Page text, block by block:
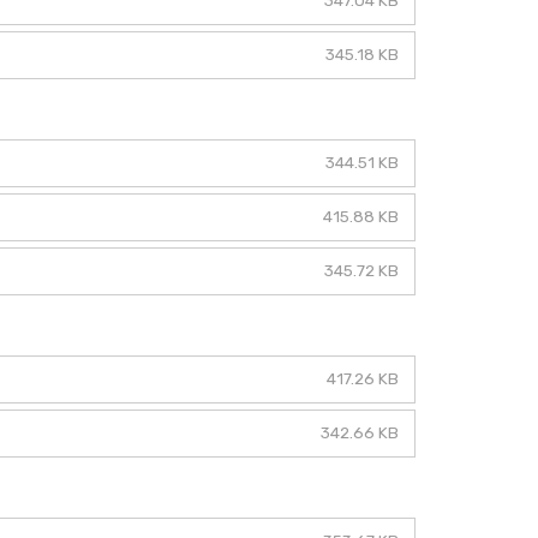
345.18 KB
344.51 KB
415.88 KB
345.72 KB
417.26 KB
342.66 KB